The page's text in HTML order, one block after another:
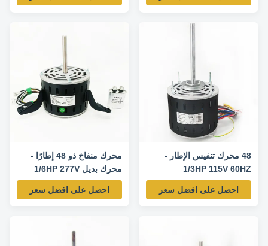
ventilation systems.
208-230V Frequency: 60 Hz
Size: 48 Frame ...
48 محرك تنفيس الإطار -
1/3HP 115V 60HZ
1625RPM / 3SPD-3LU77J
محرك استبدال
احصل على افضل سعر
محرك منفاخ ذو 48 إطارًا -
محرك بديل 1/6HP 277V
60HZ 1075RPM-
5KCP39CGP686S
احصل على افضل سعر